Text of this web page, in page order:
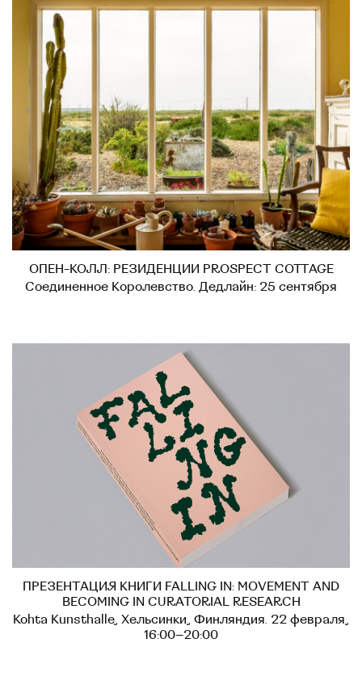
ОПЕН-КОЛЛ: РЕЗИДЕНЦИИ PROSPECT COTTAGE
Соединенное Королевство. Дедлайн: 25 сентября
ПРЕЗЕНТАЦИЯ КНИГИ FALLING IN: MOVEMENT AND
BECOMING IN CURATORIAL RESEARCH
Kohta Kunsthalle, Хельсинки, Финляндия. 22 февраля,
16:00–20:00